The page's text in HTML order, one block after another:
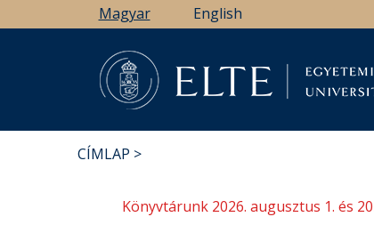
a
Magyar English
CÍMLAP
Könyvtárunk 2026. augusztus 1. és